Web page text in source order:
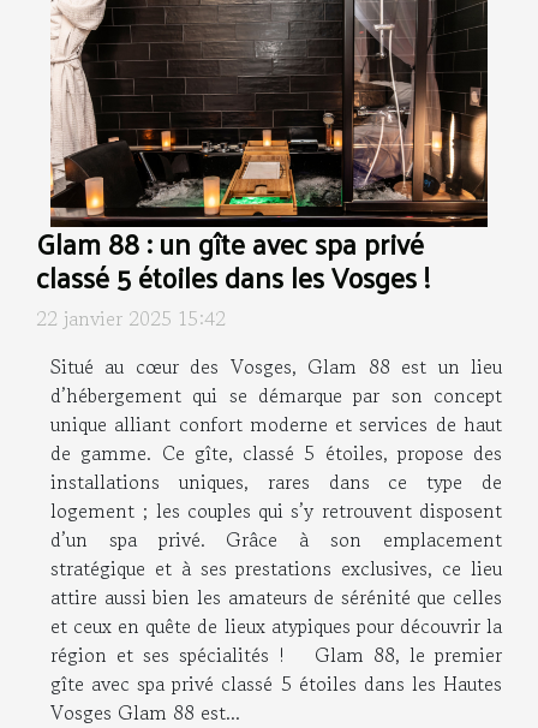
Glam 88 : un gîte avec spa privé
classé 5 étoiles dans les Vosges !
22 janvier 2025 15:42
Situé au cœur des Vosges, Glam 88 est un lieu
d’hébergement qui se démarque par son concept
unique alliant confort moderne et services de haut
de gamme. Ce gîte, classé 5 étoiles, propose des
installations uniques, rares dans ce type de
logement ; les couples qui s’y retrouvent disposent
d’un spa privé. Grâce à son emplacement
stratégique et à ses prestations exclusives, ce lieu
attire aussi bien les amateurs de sérénité que celles
et ceux en quête de lieux atypiques pour découvrir la
région et ses spécialités ! Glam 88, le premier
gîte avec spa privé classé 5 étoiles dans les Hautes
Vosges Glam 88 est...